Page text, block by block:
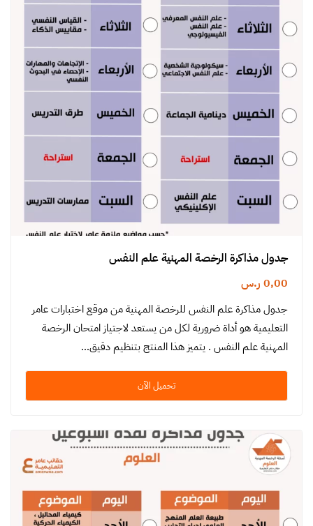
جدول مذاكرة الرخصة المهنية علم النفس
0,00 ر.س
جدول مذاكرة علم النفس للرخصة المهنية من موقع اختبارات عامر
التعليمية هو أداة ضرورية لكل من يستعد لاجتياز امتحان الرخصة
المهنية علم النفس . يتميز هذا المنتج بتنظيم دقيق…
تحميل الآن